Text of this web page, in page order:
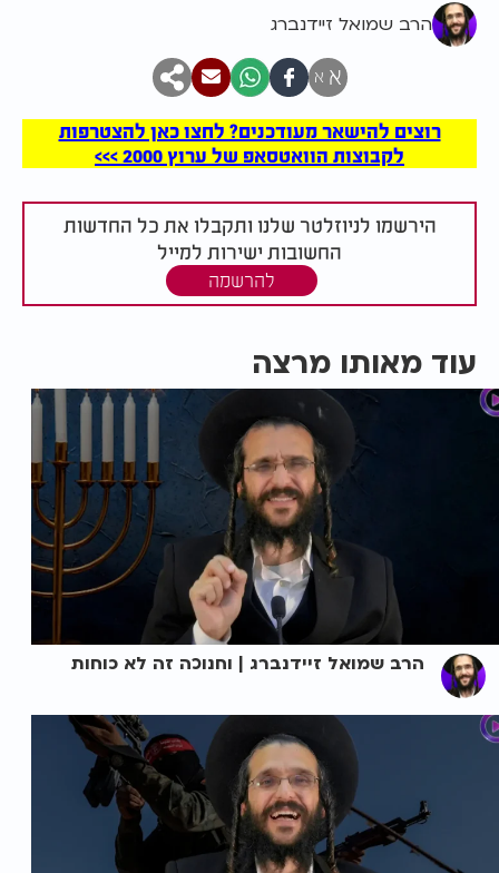
הרב שמואל זיידנברג
א א
רוצים להישאר מעודכנים? לחצו כאן להצטרפות
לקבוצות הוואטסאפ של ערוץ 2000 >>>
הירשמו לניוזלטר שלנו ותקבלו את כל החדשות
החשובות ישירות למייל
להרשמה
עוד מאותו מרצה
הרב שמואל זיידנברג | וחנוכה זה לא כוחות